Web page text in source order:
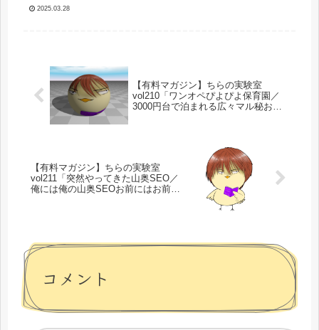
2025.03.28
【有料マガジン】ちらの実験室
vol210「ワンオペぴよぴよ保育園／
3000円台で泊まれる広々マル秘お部
【有料マガジン】ちらの実験室
vol211「突然やってきた山奥SEO／
俺には俺の山奥SEOお前にはお前の
コメント